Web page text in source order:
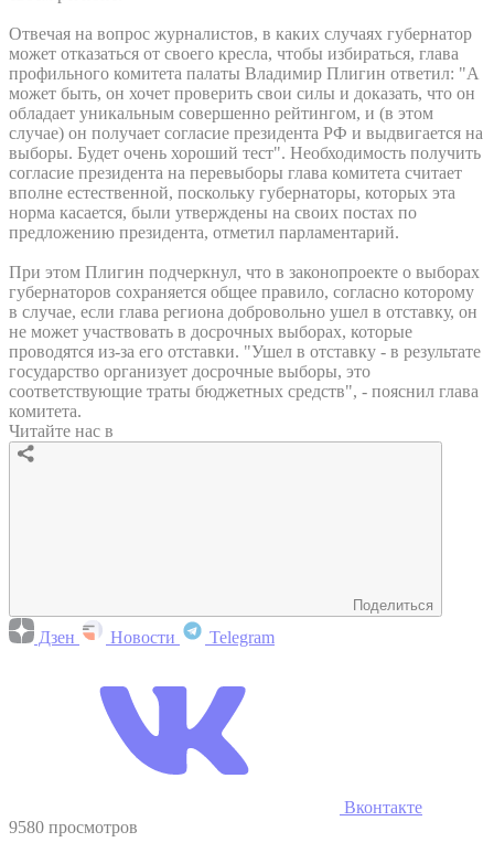
Отвечая на вопрос журналистов, в каких случаях губернатор
может отказаться от своего кресла, чтобы избираться, глава
профильного комитета палаты Владимир Плигин ответил: "А
может быть, он хочет проверить свои силы и доказать, что он
обладает уникальным совершенно рейтингом, и (в этом
случае) он получает согласие президента РФ и выдвигается на
выборы. Будет очень хороший тест". Необходимость получить
согласие президента на перевыборы глава комитета считает
вполне естественной, поскольку губернаторы, которых эта
норма касается, были утверждены на своих постах по
предложению президента, отметил парламентарий.
При этом Плигин подчеркнул, что в законопроекте о выборах
губернаторов сохраняется общее правило, согласно которому
в случае, если глава региона добровольно ушел в отставку, он
не может участвовать в досрочных выборах, которые
проводятся из-за его отставки. "Ушел в отставку - в результате
государство организует досрочные выборы, это
соответствующие траты бюджетных средств", - пояснил глава
комитета.
Читайте нас в
Поделиться
Дзен Новости Telegram
Вконтакте
9580 просмотров